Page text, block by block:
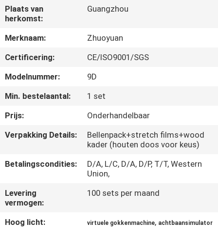
OVER
ONS
FABRIEKSRONDLEIDING
KWALITEITSCONTROLE
NEEM
MET
OP
NIEUWS
Plaats van
herkomst:
Guangzhou
Merknaam:
Zhuoyuan
Certificering:
CE/ISO9001/SGS
Modelnummer:
9D
Min. bestelaantal:
1 set
Prijs:
Onderhandelbaar
Verpakking Details:
Bellenpack+stretch films+wood
kader (houten doos voor keus)
Betalingscondities:
D/A, L/C, D/A, D/P, T/T, Western
Union,
Levering
vermogen:
100 sets per maand
Hoog licht: virtuele gokkenmachine, achtbaansimulator